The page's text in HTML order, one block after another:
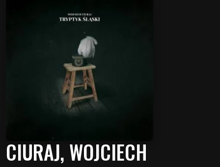
CIURAJ, WOJCIECH